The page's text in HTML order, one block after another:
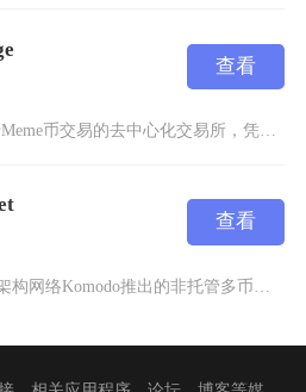
查看
Nami Exchange是一家专注于Meme币交易的去中心化交易所，凭借其高效的交易系统
查看